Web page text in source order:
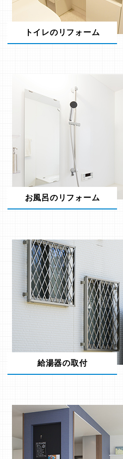
トイレのリフォーム
お風呂のリフォーム
給湯器の取付